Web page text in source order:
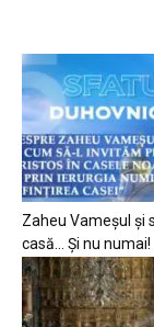
Zaheu Vameșul și
casă… Și nu numai!